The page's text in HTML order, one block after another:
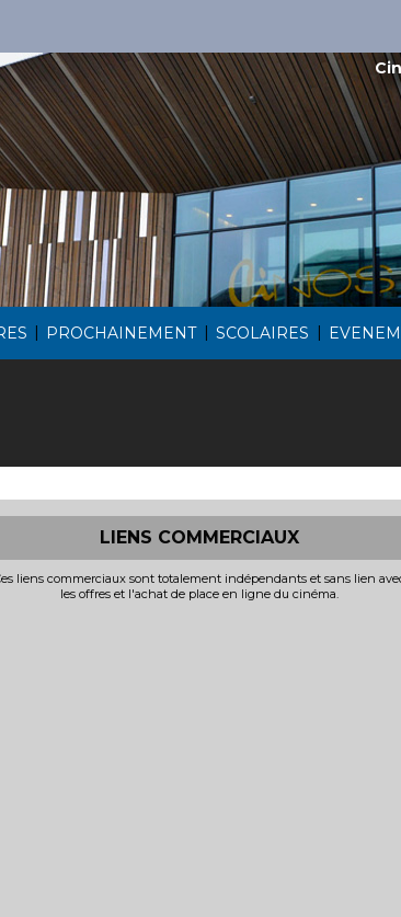
| PROCHAINEMENT | SCOLAIRES |
LIENS COMMERCIAUX
liens commerciaux sont totalement indépendants et sans lien
les offres et l'achat de place en ligne du cinéma.